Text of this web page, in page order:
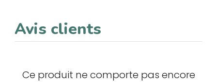
Avis clients
Ce produit ne comporte pas encore